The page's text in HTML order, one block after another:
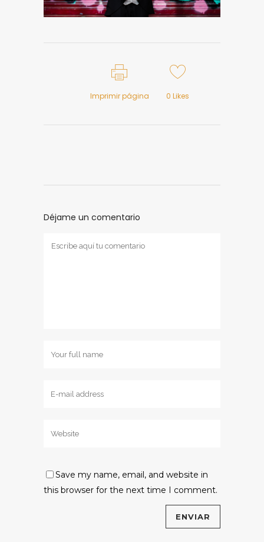
Imprimir página 0 Likes
Déjame un comentario
Save my name, email, and website in
this browser for the next time I comment.